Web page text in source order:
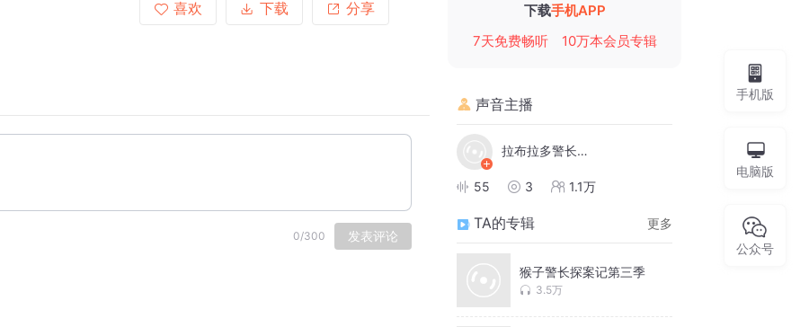
喜欢
下载 分享
0/300 发表评论
下载手机APP
7天免费畅听
10万本会员专辑
声音主播
拉布拉多警长世界宝藏
55 3 1.1万
TA的专辑 更多
猴子警长探案记第三季
3.5万
手机版
电脑版
公众号